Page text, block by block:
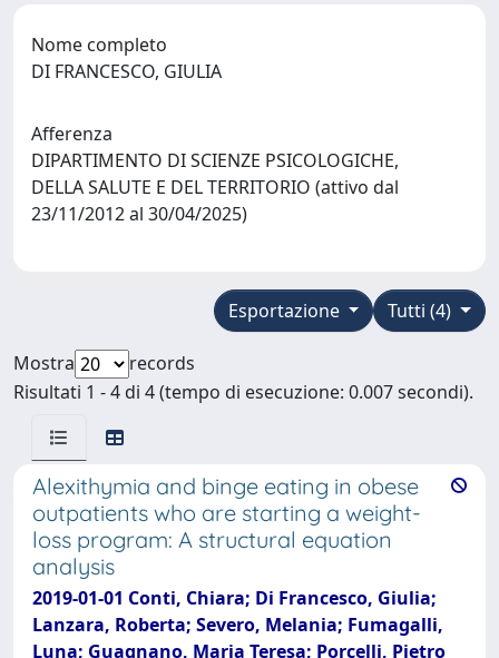
Nome completo
DI FRANCESCO, GIULIA
Afferenza
DIPARTIMENTO DI SCIENZE PSICOLOGICHE,
DELLA SALUTE E DEL TERRITORIO (attivo dal
23/11/2012 al 30/04/2025)
Tutti (4)
Esportazione
Mostra
records
Risultati 1 - 4 di 4 (tempo di esecuzione: 0.007 secondi).
Alexithymia and binge eating in obese
outpatients who are starting a weight-
loss program: A structural equation
analysis
2019-01-01 Conti, Chiara; Di Francesco, Giulia;
Lanzara, Roberta; Severo, Melania; Fumagalli,
Luna; Guagnano, Maria Teresa; Porcelli, Pietro